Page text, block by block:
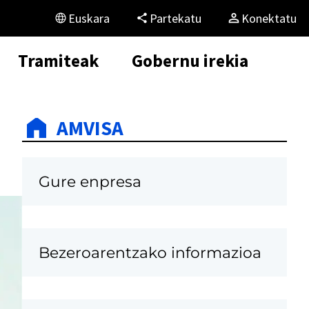
Euskara Partekatu Konektatu
Tramiteak Gobernu irekia
AMVISA
Gure enpresa
Bezeroarentzako informazioa